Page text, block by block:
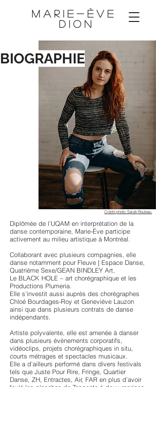
M A R I E - È V E
D I O N
BIOGRAPHIE
Crédit photo: Sarah Rouleau.
Diplômée de l’UQAM en interprétation de la
danse contemporaine, Marie-Ève participe
activement au milieu artistique à Montréal.
Collaborant avec plusieurs compagnies, elle
danse notamment pour Fleuve | Espace Danse,
Quatrième Sexe/GEAN BINDLEY Art,
Le BLACK HOLE – art chorégraphique et les
Productions Plumeria.
Elle s’investit aussi auprès des chorégraphes
Chloé Bourdages-Roy et Geneviève Lauzon
ainsi que dans plusieurs contrats de danse
indépendants.
Artiste polyvalente, elle est amenée à danser
dans plusieurs évènements corporatifs,
vidéoclips, projets chorégraphiques in situ,
courts métrages et spectacles musicaux.
Elle a d’ailleurs performé dans divers festivals
tels que Juste Pour Rire, Fringe, Quartier
Danse, ZH, Entractes, Air, FAR en plus d’avoir
foulé les planches de Tangente à deux reprises